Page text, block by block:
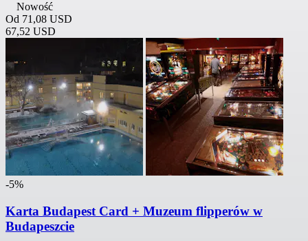
Nowość
Od 71,08 USD
67,52 USD
-5%
Karta Budapest Card + Muzeum flipperów w
Budapeszcie